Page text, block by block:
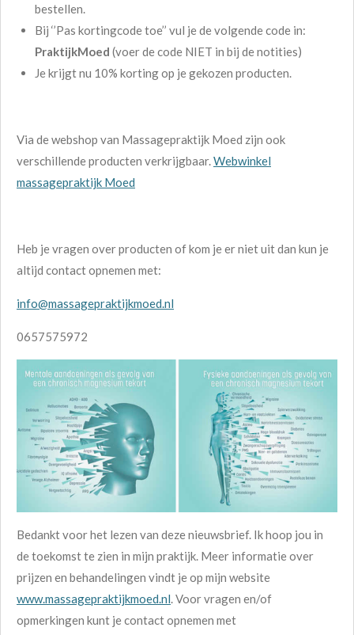
bestellen.
Bij ‘’Pas kortingcode toe’’ vul je de volgende code in:
PraktijkMoed (voer de code NIET in bij de notities)
Je krijgt nu 10% korting op je gekozen producten.
Via de webshop van Massagepraktijk Moed zijn ook
verschillende producten verkrijgbaar.Webwinkel
massagepraktijk Moed
Heb je vragen over producten of kom je er niet uit dan kun je
altijd contact opnemen met:
info@massagepraktijkmoed.nl
0657575972
Bedankt voor het lezen van deze nieuwsbrief. Ik hoop jou in
de toekomst te zien in mijn praktijk. Meer informatie over
prijzen en behandelingen vindt je op mijn website
www.massagepraktijkmoed.nl. Voor vragen en/of
opmerkingen kunt je contact opnemen met